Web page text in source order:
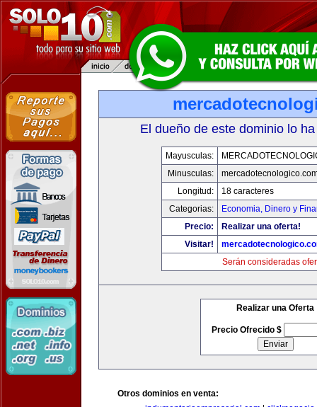
El dueño de este dominio lo
Mayusculas:
Minusculas:
Longitud:
18 caracteres
Categorias:
Economia, Dinero y
Precio:
Realizar una oferta!
Visitar!
Serán consideradas
Realizar una Oferta
Precio Ofrecido $
Otros dominios en venta: